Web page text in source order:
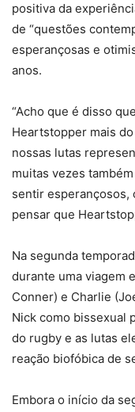
positiva da
de “questões
esperançosas e
anos.
“Acho que é disso
Heartstopper mais
nossas lutas
muitas vezes
sentir esperançosos,
pensar que
Na segunda
durante uma viagem
Conner) e Charlie
Nick como bissexual
do rugby e as lutas
reação biofóbica de
Embora o início da